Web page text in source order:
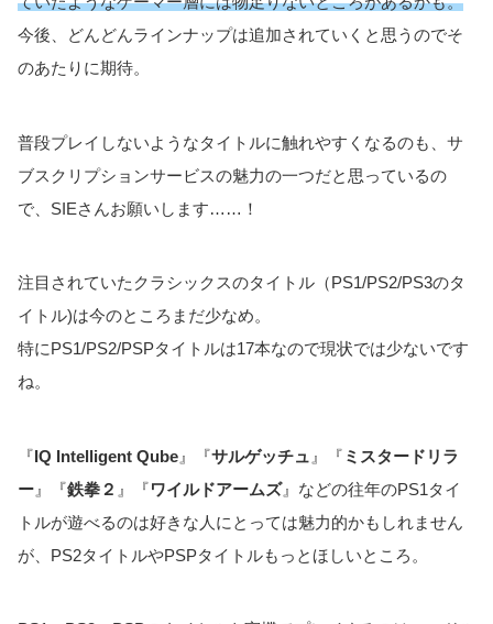
今後、どんどんラインナップは追加されていくと思うのでそ
のあたりに期待。
普段プレイしないようなタイトルに触れやすくなるのも、サ
ブスクリプションサービスの魅力の一つだと思っているの
で、SIEさんお願いします……！
注目されていたクラシックスのタイトル（PS1/PS2/PS3のタ
イトル)は今のところまだ少なめ。
特にPS1/PS2/PSPタイトルは17本なので現状では少ないです
ね。
『IQ Intelligent Qube 』『サルゲッチュ 』『 ミスタードリラ
ー 』『鉄拳２ 』『ワイルドアームズ』などの往年のPS1タイ
トルが遊べるのは好きな人にとっては魅力的かもしれません
が、PS2タイトルやPSPタイトルもっとほしいところ。